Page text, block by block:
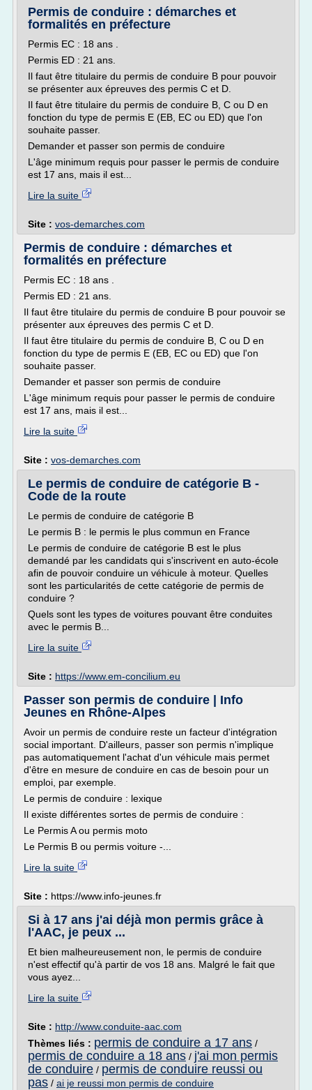
Permis de conduire : démarches et
formalités en préfecture
Permis EC : 18 ans .
Permis ED : 21 ans.
Il faut être titulaire du permis de conduire B pour pouvoir
se présenter aux épreuves des permis C et D.
Il faut être titulaire du permis de conduire B, C ou D en
fonction du type de permis E (EB, EC ou ED) que l'on
souhaite passer.
Demander et passer son permis de conduire
L'âge minimum requis pour passer le permis de conduire
est 17 ans, mais il est...
Lire la suite
Site : vos-demarches.com
Permis de conduire : démarches et
formalités en préfecture
Permis EC : 18 ans .
Permis ED : 21 ans.
Il faut être titulaire du permis de conduire B pour pouvoir se
présenter aux épreuves des permis C et D.
Il faut être titulaire du permis de conduire B, C ou D en
fonction du type de permis E (EB, EC ou ED) que l'on
souhaite passer.
Demander et passer son permis de conduire
L'âge minimum requis pour passer le permis de conduire
est 17 ans, mais il est...
Lire la suite
Site : vos-demarches.com
Le permis de conduire de catégorie B -
Code de la route
Le permis de conduire de catégorie B
Le permis B : le permis le plus commun en France
Le permis de conduire de catégorie B est le plus
demandé par les candidats qui s'inscrivent en auto-école
afin de pouvoir conduire un véhicule à moteur. Quelles
sont les particularités de cette catégorie de permis de
conduire ?
Quels sont les types de voitures pouvant être conduites
avec le permis B...
Lire la suite
Site : https://www.em-concilium.eu
Passer son permis de conduire | Info
Jeunes en Rhône-Alpes
Avoir un permis de conduire reste un facteur d'intégration
social important. D'ailleurs, passer son permis n'implique
pas automatiquement l'achat d'un véhicule mais permet
d'être en mesure de conduire en cas de besoin pour un
emploi, par exemple.
Le permis de conduire : lexique
Il existe différentes sortes de permis de conduire :
Le Permis A ou permis moto
Le Permis B ou permis voiture -...
Lire la suite
Site : https://www.info-jeunes.fr
Si à 17 ans j'ai déjà mon permis grâce à
l'AAC, je peux ...
Et bien malheureusement non, le permis de conduire
n'est effectif qu'à partir de vos 18 ans. Malgré le fait que
vous ayez...
Lire la suite
Site : http://www.conduite-aac.com
Thèmes liés : permis de conduire a 17 ans /
permis de conduire a 18 ans / j'ai mon permis
de conduire / permis de conduire reussi ou
pas / ai je reussi mon permis de conduire